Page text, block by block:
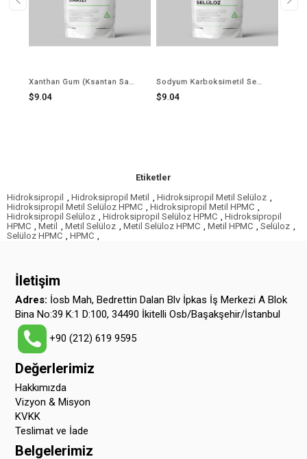
Xanthan Gum (Ksantan Sakızı)
$9.04
Sodyum Karboksimetil Selüloz (CMC)
$9.04
Etiketler
Hidroksipropil
Hidroksipropil Metil Hidroksipropil Metil Selüloz
Hidroksipropil Metil Selüloz HPMC
Hidroksipropil Metil HPMC
Hidroksipropil Selüloz
Hidroksipropil Selüloz HPMC
Hidroksipropil
HPMC
Metil Metil Selüloz Metil Selüloz HPMC Metil HPMC Selüloz
Selüloz HPMC
HPMC
İletişim
Adres: İosb Mah, Bedrettin Dalan Blv İpkas İş Merkezi A Blok
Bina No:39 K:1 D:100, 34490 İkitelli Osb/Başakşehir/İstanbul
+90 (212) 619 9595
Değerlerimiz
Hakkımızda
Vizyon & Misyon
KVKK
Teslimat ve İade
Belgelerimiz